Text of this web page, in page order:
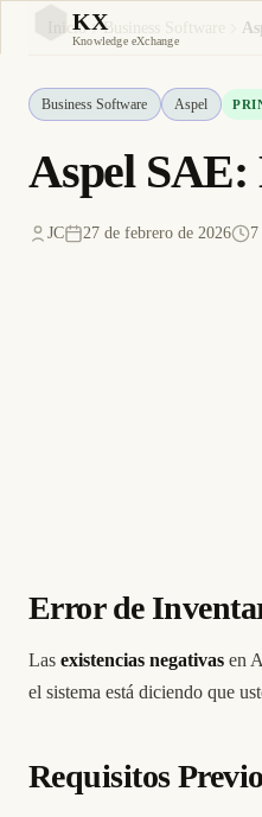
KX
Knowledge eXchange
Inicio Business Software
Business Software Aspel
Aspel
JC 27 de febrero de 2026
Error de
Las existencias negativas en
el sistema está diciendo que
Requisitos